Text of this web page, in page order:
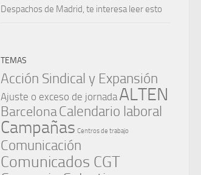
Despachos de Madrid, te interesa leer esto
TEMAS
Acción Sindical y Expansión
Ajuste o exceso de jornada ALTEN
BarcelonaCalendario laboral
Campañas Centros de trabajo
Comunicación
Comunicados CGT